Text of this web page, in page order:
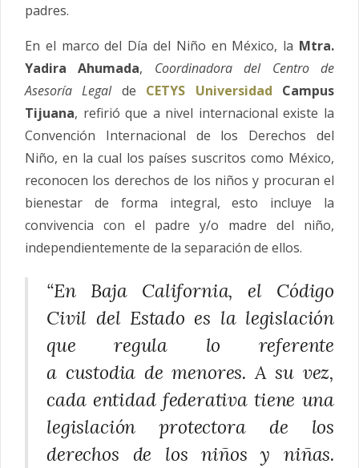
padres.
En el marco del Día del Niño en México, la Mtra.
Yadira Ahumada, Coordinadora del Centro de
Asesoría Legalde CETYS Universidad Campus
Tijuana, refirió que a nivel internacional existe la
Convención Internacional de los Derechos del
Niño, en la cual los países suscritos como México,
reconocen los derechos de los niños y procuran el
bienestar de forma integral, esto incluye la
convivencia con el padre y/o madre del niño,
independientemente de la separación de ellos.
“En Baja California, el Código
Civil del Estado es la legislación
que regula lo referente
a custodia de menores. A su vez,
cada entidad federativa tiene una
legislación protectora de los
derechos de los niños y niñas.